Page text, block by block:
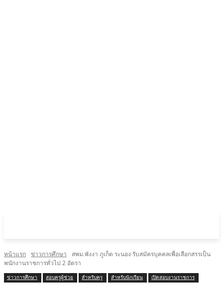
หน้าแรก ข่าวการศึกษา
สพม.พังงา ภูเก็ต ระนอง รับสมัครบุคคลเพื่อเลือกสรรเป็น
พนักงานราชการทั่วไป 2 อัตรา
ข่าวการศึกษา สอบครูผู้ช่วย สำหรับครู สำหรับนักเรียน เปิดสอบงานราชการ